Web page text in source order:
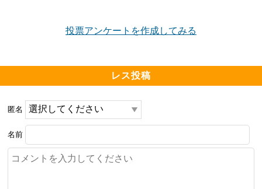
投票アンケートを作成してみる
レス投稿
匿名
名前